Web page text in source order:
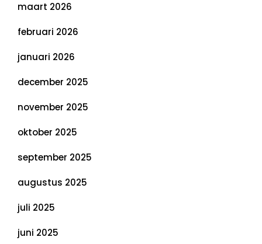
maart 2026
februari 2026
januari 2026
december 2025
november 2025
oktober 2025
september 2025
augustus 2025
juli 2025
juni 2025